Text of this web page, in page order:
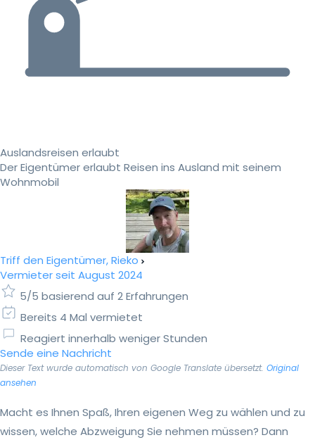
Auslandsreisen erlaubt
Der Eigentümer erlaubt Reisen ins Ausland mit seinem
Wohnmobil
Triff den Eigentümer, Rieko
Vermieter seit August 2024
5/5 basierend auf 2 Erfahrungen
Bereits 4 Mal vermietet
Reagiert innerhalb weniger Stunden
Sende eine Nachricht
Dieser Text wurde automatisch von Google Translate übersetzt. Original
ansehen
Macht es Ihnen Spaß, Ihren eigenen Weg zu wählen und zu
wissen, welche Abzweigung Sie nehmen müssen? Dann